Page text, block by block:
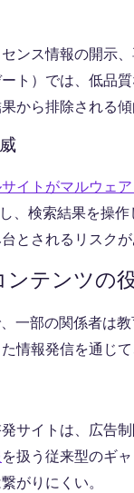
ンス情報の開示
ト）では、低品
から排除される
イトがマルウェ
、検索結果を操
とされるリスク
ンテンツの
一部の関係者は
情報発信を通じ
サイトは、広告
を扱う従来型のギ
がりにくい。